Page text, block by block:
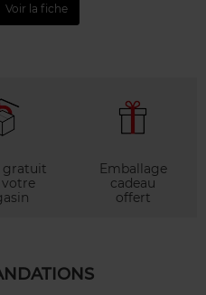
Voir la fiche
gratuit
votre
Emballage
cadeau
offert